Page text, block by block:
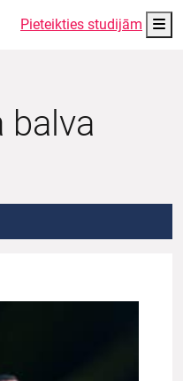
Pieteikties studijām
balva